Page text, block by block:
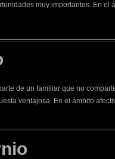
muy importantes. En el
de un familiar que no
ventajosa. En el ámbito